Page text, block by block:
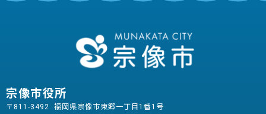
宗像市役所
〒811-3492 福岡県宗像市東郷一丁目1番1号